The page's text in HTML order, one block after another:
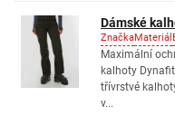
Dámské
ZnačkaMateriál
Maximální
kalhoty
třívrstvé
v...